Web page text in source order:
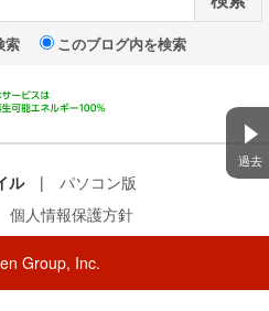
過去
索 このブログ内を検索
ル |
パソコン版
個人情報保護方針
Group, Inc.